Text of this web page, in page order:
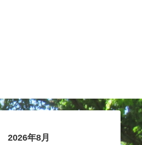
2026年8月